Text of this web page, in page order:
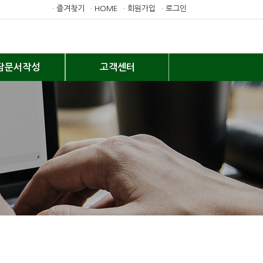
· 로그인
· 회원가입
· HOME
· 즐겨찾기
문서작성 고객센터